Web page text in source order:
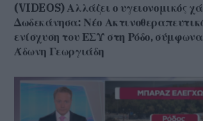
(VIDEOS) Αλλάζει ο υγειονομικός
Δωδεκάνησα: Νέο
ενίσχυση του ΕΣΥ στη Ρόδο,
Άδωνη Γεωργιάδη